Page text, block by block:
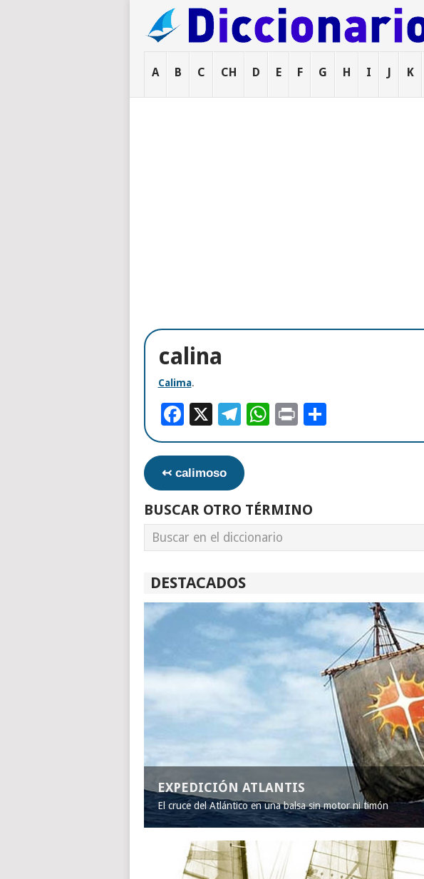
A B C CH D E F G H I J K
calina
Calima.
Facebook
X Telegram
WhatsApp
PrintCompartir
↢ calimoso
BUSCAR OTRO TÉRMINO
DESTACADOS
EXPEDICIÓN ATLANTIS
El cruce del Atlántico en una balsa sin motor ni timón